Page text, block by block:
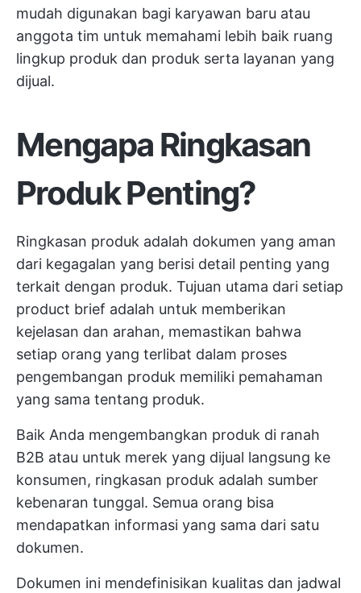
mudah digunakan bagi karyawan baru atau
anggota tim untuk memahami lebih baik ruang
lingkup produk dan produk serta layanan yang
dijual.
Mengapa Ringkasan
Produk Penting?
Ringkasan produk adalah dokumen yang aman
dari kegagalan yang berisi detail penting yang
terkait dengan produk. Tujuan utama dari setiap
product brief adalah untuk memberikan
kejelasan dan arahan, memastikan bahwa
setiap orang yang terlibat dalam proses
pengembangan produk memiliki pemahaman
yang sama tentang produk.
Baik Anda mengembangkan produk di ranah
B2B atau untuk merek yang dijual langsung ke
konsumen, ringkasan produk adalah sumber
kebenaran tunggal. Semua orang bisa
mendapatkan informasi yang sama dari satu
dokumen.
Dokumen ini mendefinisikan kualitas dan jadwal